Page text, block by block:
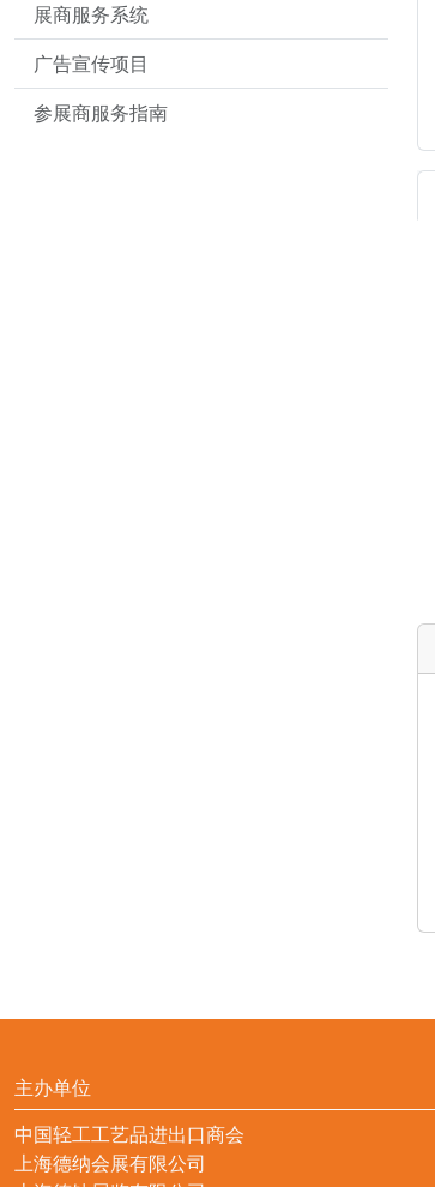
展商服务系统
广告宣传项目
参展商服务指南
主办单位
中国轻工工艺品进出口商会
上海德纳会展有限公司